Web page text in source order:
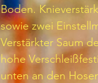
Boden.
sowie zwei
Verstärkter Saum
hohe
unten an den